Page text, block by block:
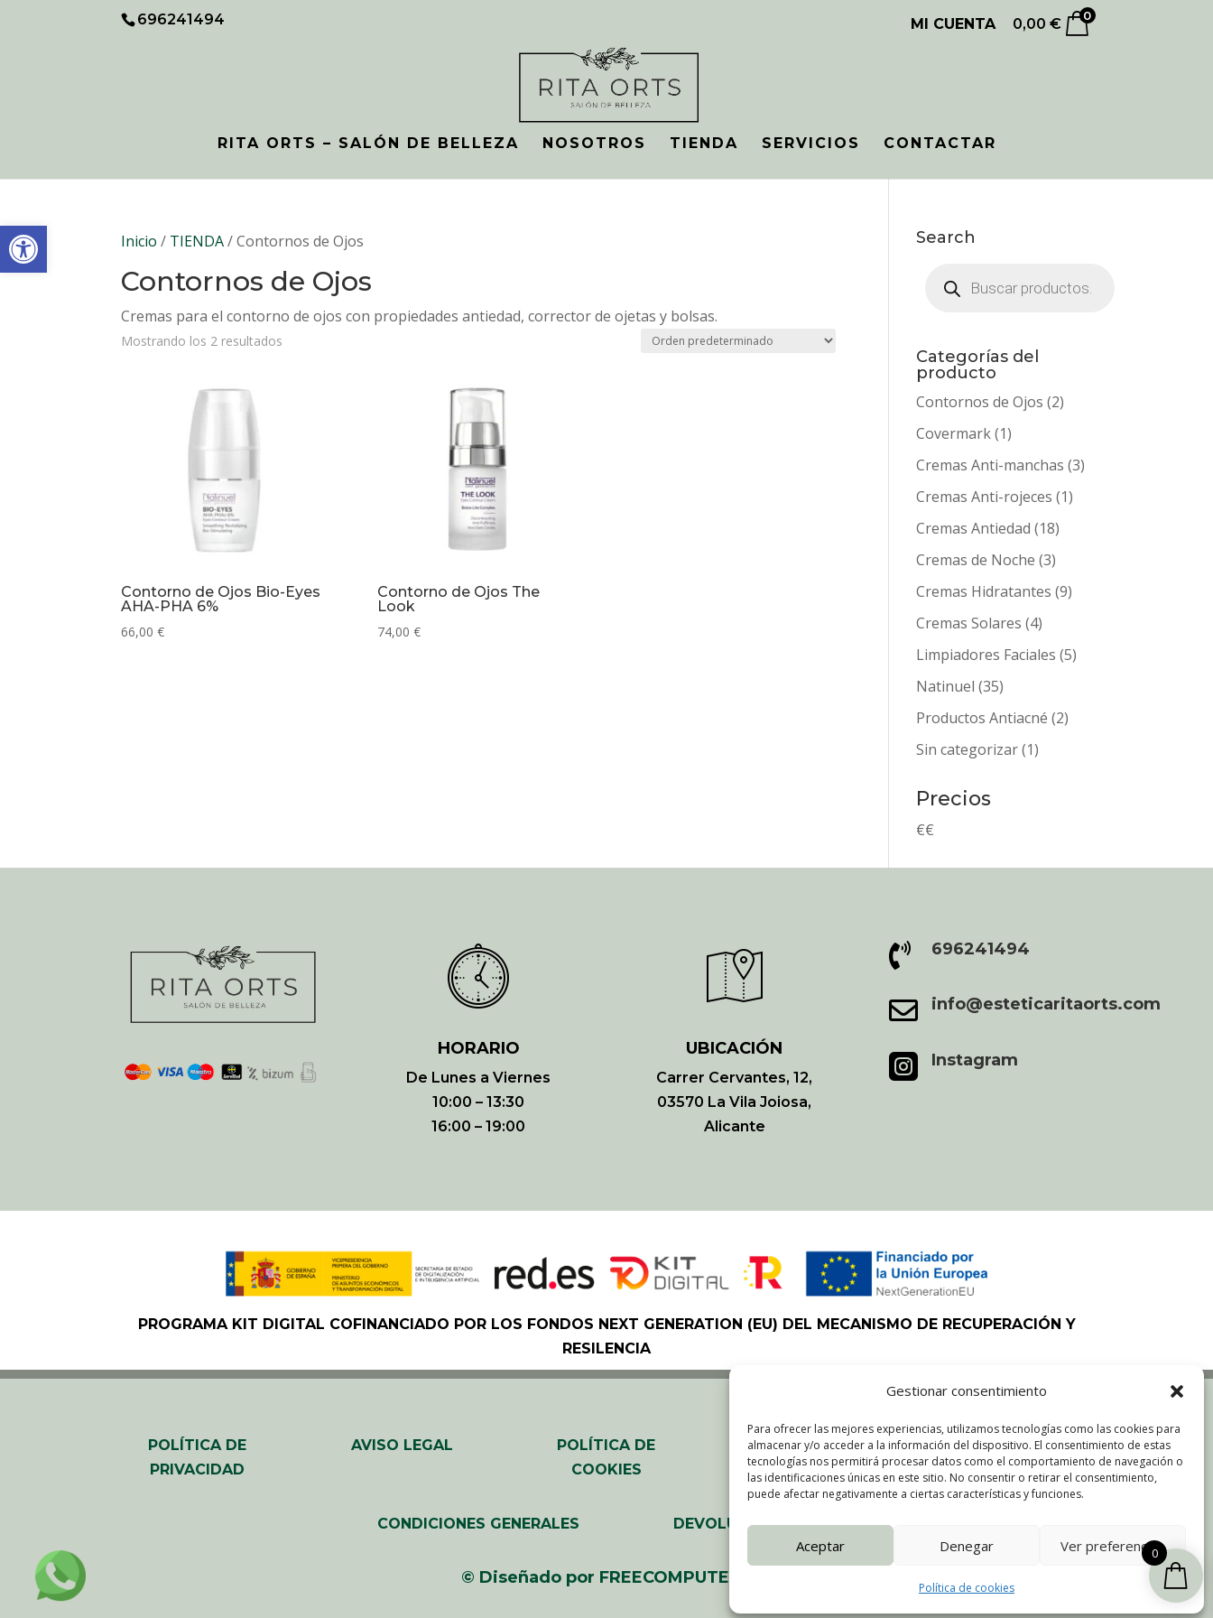
Abrir barra de herramientas
Gestionar consentimiento
Para ofrecer las mejores experiencias, utilizamos tecnologías como las cookies para
almacenar y/o acceder a la información del dispositivo. El consentimiento de estas
tecnologías nos permitirá procesar datos como el comportamiento de navegación o
las identificaciones únicas en este sitio. No consentir o retirar el consentimiento,
puede afectar negativamente a ciertas características y funciones.
Aceptar Denegar Ver preferencias
Política de cookies
696241494 MI CUENTA 0,00 € 0
RITA ORTS – SALÓN DE BELLEZA NOSOTROS TIENDA SERVICIOS CONTACTAR
Inicio / TIENDA/ Contornos de Ojos
Contornos de Ojos
Cremas para el contorno de ojos con propiedades antiedad, corrector de ojetas y bolsas.
Mostrando los 2 resultados
Contorno de Ojos Bio-Eyes
AHA-PHA 6%
66,00€
Contorno de Ojos The
Look
74,00 €
Search
productos
Categorías del
producto
Contornos de Ojos (2)
Covermark(1)
Cremas Anti-manchas (3)
Cremas Anti-rojeces (1)
Cremas Antiedad (18)
Cremas de Noche (3)
Cremas Hidratantes (9)
Cremas Solares (4)
Limpiadores Faciales (5)
Natinuel (35)
Productos Antiacné (2)
Sin categorizar(1)
Precios
€€
HORARIO
De Lunes a Viernes
10:00 – 13:30
16:00 – 19:00
UBICACIÓN
Carrer Cervantes, 12,
03570 La Vila Joiosa,
Alicante
 696241494
 info@esteticaritaorts.com
 Instagram
PROGRAMA KIT DIGITAL COFINANCIADO POR LOS FONDOS NEXT GENERATION (EU) DEL MECANISMO DE RECUPERACIÓN Y
RESILENCIA
POLÍTICA DE
PRIVACIDAD
AVISO LEGAL
POLÍTICA DE
COOKIES
ACCESIBILIDAD MAPA DEL SITIO
CONDICIONES GENERALES DEVOLUCIONES
© Diseñado por FREECOMPUTERS
0